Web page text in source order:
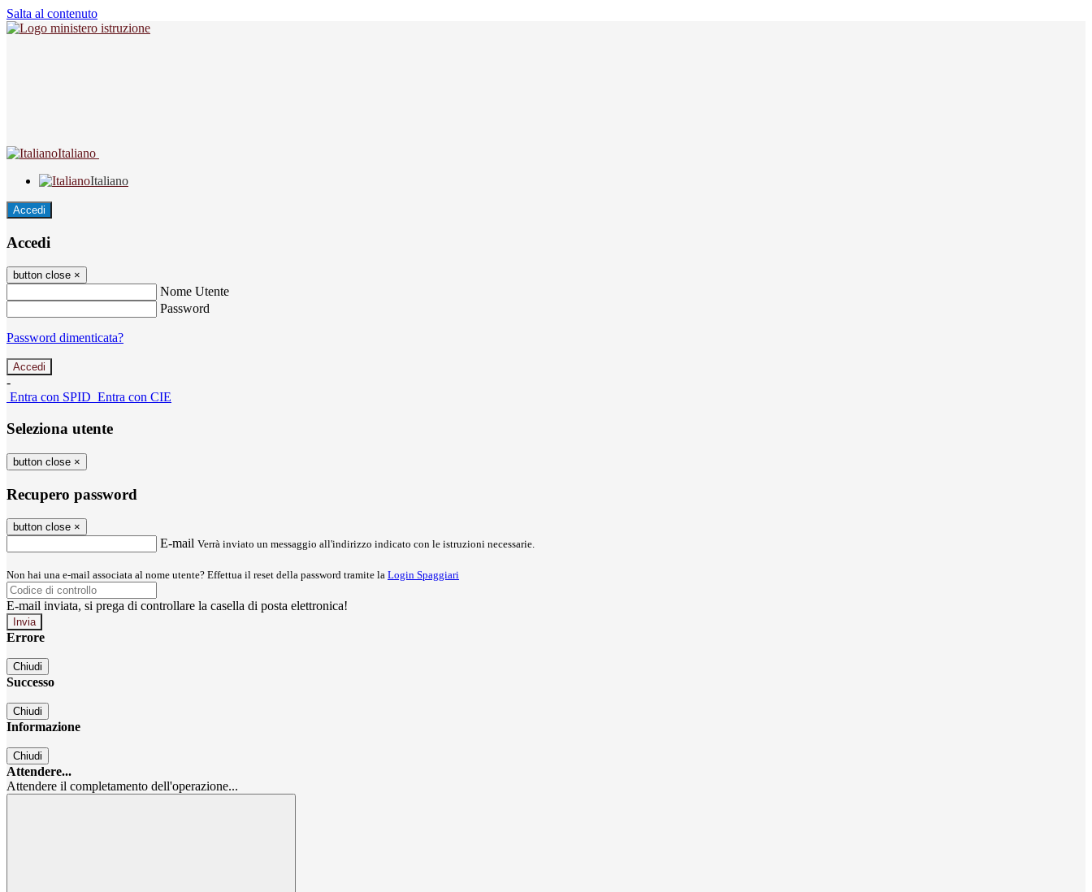
Salta al contenuto
Italiano
Italiano
Accedi
Accedi
button close ×
Nome Utente
Password
Password dimenticata?
-
Entra con SPID Entra con CIE
Seleziona utente
button close ×
Recupero password
button close ×
E-mail Verrà inviato un messaggio all'indirizzo indicato con le istruzioni necessarie.
Non hai una e-mail associata al nome utente? Effettua il reset della password tramite la Login Spaggiari
E-mail inviata, si prega di controllare la casella di posta elettronica!
Errore
Chiudi
Successo
Chiudi
Informazione
Chiudi
Attendere...
Attendere il completamento dell'operazione...